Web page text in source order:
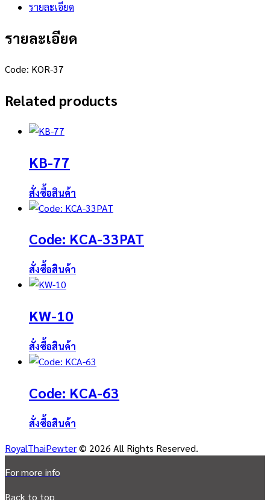
รายละเอียด
รายละเอียด
Code: KOR-37
Related products
KB-77
สั่งซื้อสินค้า
Code: KCA-33PAT
สั่งซื้อสินค้า
KW-10
สั่งซื้อสินค้า
Code: KCA-63
สั่งซื้อสินค้า
RoyalThaiPewter© 2026 All Rights Reserved.
For more info
Back to top